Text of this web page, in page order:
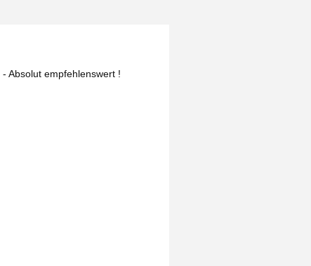
- Absolut empfehlenswert !